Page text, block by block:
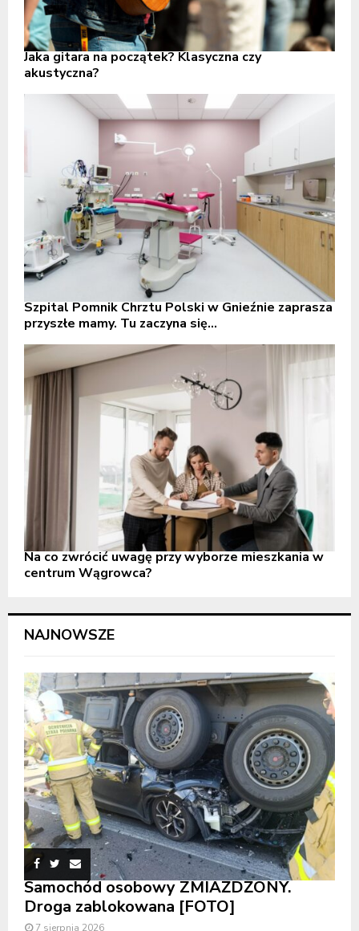
Jaka gitara na początek? Klasyczna czy
akustyczna?
Szpital Pomnik Chrztu Polski w Gnieźnie zaprasza
przyszłe mamy. Tu zaczyna się...
Na co zwrócić uwagę przy wyborze mieszkania w
centrum Wągrowca?
NAJNOWSZE
Samochód osobowy ZMIAŻDŻONY.
Droga zablokowana [FOTO]
7 sierpnia 2026